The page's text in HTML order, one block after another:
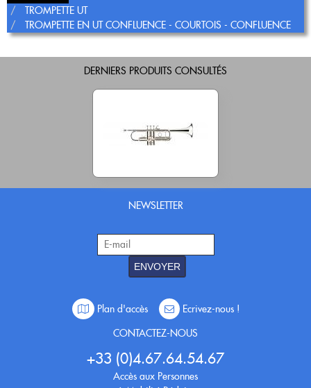
TROMPETTE UT
TROMPETTE EN UT CONFLUENCE - COURTOIS - CONFLUENCE
DERNIERS PRODUITS CONSULTÉS
NEWSLETTER
ENVOYER
Plan d'accès
Ecrivez-nous !
CONTACTEZ-NOUS
+33 (0)4.67.64.54.67
Accès aux Personnes